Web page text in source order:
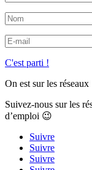
C'est parti !
On est sur les réseaux
Suivez-nous sur les
d’emploi 😉
Suivre
Suivre
Suivre